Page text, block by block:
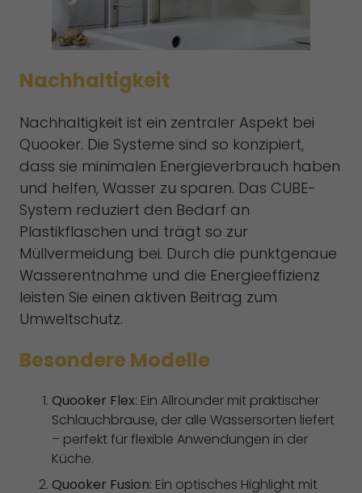
Nachhaltigkeit
Nachhaltigkeit ist ein zentraler Aspekt bei
Quooker. Die Systeme sind so konzipiert,
dass sie minimalen Energieverbrauch haben
und helfen, Wasser zu sparen. Das CUBE-
System reduziert den Bedarf an
Plastikflaschen und trägt so zur
Müllvermeidung bei. Durch die punktgenaue
Wasserentnahme und die Energieeffizienz
leisten Sie einen aktiven Beitrag zum
Umweltschutz.
Besondere Modelle
Quooker Flex: Ein Allrounder mit praktischer
Schlauchbrause, der alle Wassersorten liefert
– perfekt für flexible Anwendungen in der
Küche.
Quooker Fusion: Ein optisches Highlight mit